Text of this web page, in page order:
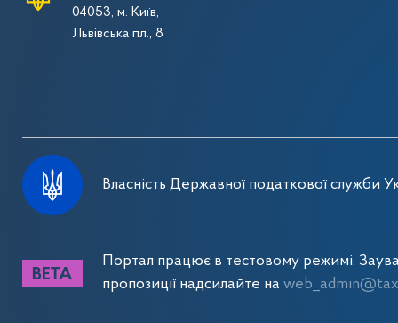
04053, м. Київ,
Львівська пл., 8
Власність Державної податкової служби
Портал працює в тестовому режимі.
пропозиції надсилайте на